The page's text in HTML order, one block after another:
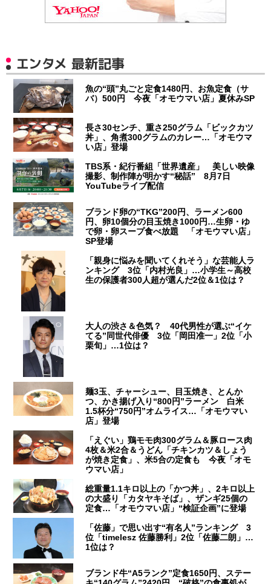
エンタメ 最新記事
魚の“頭”丸ごと定食1480円、お魚定食（サ
バ）500円 今夜「オモウマい店」夏休みSP
長さ30センチ、重さ250グラム「ビックカツ
丼」、角煮300グラムのカレー…「オモウマ
い店」登場
TBS系・紀行番組「世界遺産」 美しい映像
撮影、制作陣が明かす“秘話” 8月7日
YouTubeライブ配信
ブランド卵の“TKG”200円、ラーメン600
円、卵10個分の目玉焼き1000円…生卵・ゆ
で卵・卵スープ食べ放題 「オモウマい店」
SP登場
「親身に悩みを聞いてくれそう」な芸能人ラ
ンキング 3位「内村光良」…小学生～高校
生の保護者300人超が選んだ2位＆1位は？
大人の渋さ＆色気？ 40代男性が選ぶ“イケ
てる”同世代俳優 3位「岡田准一」2位「小
栗旬」…1位は？
麺3玉、チャーシュー、目玉焼き、とんか
つ、かき揚げ入り“800円”ラーメン 白米
1.5杯分“750円”オムライス…「オモウマい
店」登場
「えぐい」鶏モモ肉300グラム＆豚ロース肉
4枚＆米2合＆うどん「チキンカツ＆しょう
が焼き定食」、米5合の定食も 今夜「オモ
ウマい店」
総重量1.1キロ以上の「かつ丼」、2キロ以上
の大盛り「カタヤキそば」、ザンギ25個の
定食…「オモウマい店」“検証企画”に登場
「佐藤」で思い出す“有名人”ランキング 3
位「timelesz 佐藤勝利」2位「佐藤二朗」…
1位は？
ブランド牛“A5ランク”定食1650円、ステー